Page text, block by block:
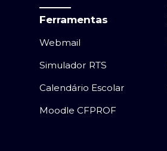
Ferramentas
Webmail
Simulador RTS
Calendário Escolar
Moodle CFPROF